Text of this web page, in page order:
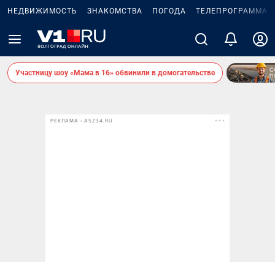
НЕДВИЖИМОСТЬ ЗНАКОМСТВА ПОГОДА ТЕЛЕПРОГРАММА
Участницу шоу «Мама в 16» обвинили в домогательстве
РЕКЛАМА • ASZ34.RU